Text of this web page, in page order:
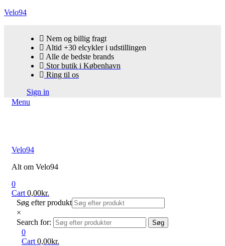
Velo94
Nem og billig fragt
Altid +30 elcykler i udstillingen
Alle de bedste brands
Stor butik i København
Ring til os
Sign in
Menu
Velo94
Alt om Velo94
0
Cart 0,00kr.
Søg efter produkt
×
Search for:
Søg
0
Cart 0,00kr.